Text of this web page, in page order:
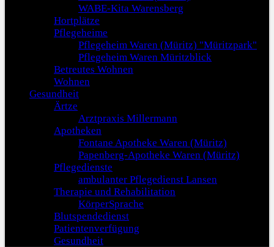
WABE-Kita Warensberg
Hortplätze
Pflegeheime
Pflegeheim Waren (Müritz) "Müritzpark"
Pflegeheim Waren Müritzblick
Betreutes Wohnen
Wohnen
Gesundheit
Ärtze
Arztpraxis Millermann
Apotheken
Fontane Apotheke Waren (Müritz)
Papenberg-Apotheke Waren (Müritz)
Pflegedienste
ambulanter Pflegedienst Lansen
Therapie und Rehabilitation
KörperSprache
Blutspendedienst
Patientenverfügung
Gesundheit